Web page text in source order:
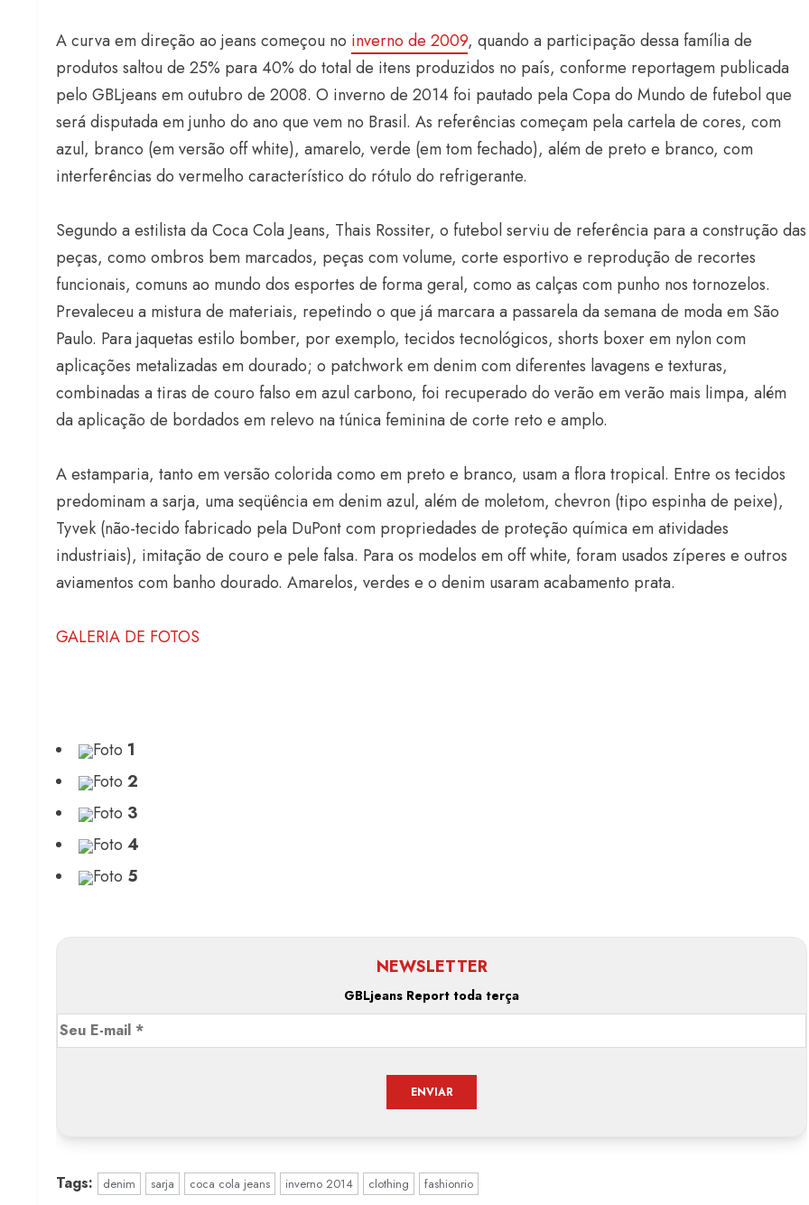
A curva em direção ao jeans começou no inverno de 2009, quando a participação dessa família de
produtos saltou de 25% para 40% do total de itens produzidos no país, conforme reportagem publicada
pelo GBLjeans em outubro de 2008. O inverno de 2014 foi pautado pela Copa do Mundo de futebol que
será disputada em junho do ano que vem no Brasil. As referências começam pela cartela de cores, com
azul, branco (em versão off white), amarelo, verde (em tom fechado), além de preto e branco, com
interferências do vermelho característico do rótulo do refrigerante.
Segundo a estilista da Coca Cola Jeans, Thais Rossiter, o futebol serviu de referência para a construção das
peças, como ombros bem marcados, peças com volume, corte esportivo e reprodução de recortes
funcionais, comuns ao mundo dos esportes de forma geral, como as calças com punho nos tornozelos.
Prevaleceu a mistura de materiais, repetindo o que já marcara a passarela da semana de moda em São
Paulo. Para jaquetas estilo bomber, por exemplo, tecidos tecnológicos, shorts boxer em nylon com
aplicações metalizadas em dourado; o patchwork em denim com diferentes lavagens e texturas,
combinadas a tiras de couro falso em azul carbono, foi recuperado do verão em verão mais limpa, além
da aplicação de bordados em relevo na túnica feminina de corte reto e amplo.
A estamparia, tanto em versão colorida como em preto e branco, usam a flora tropical. Entre os tecidos
predominam a sarja, uma seqüência em denim azul, além de moletom, chevron (tipo espinha de peixe),
Tyvek (não-tecido fabricado pela DuPont com propriedades de proteção química em atividades
industriais), imitação de couro e pele falsa. Para os modelos em off white, foram usados zíperes e outros
aviamentos com banho dourado. Amarelos, verdes e o denim usaram acabamento prata.
GALERIA DE FOTOS
Foto 1
Foto 2
Foto 3
Foto 4
Foto 5
NEWSLETTER
GBLjeans Report toda terça
Tags: denim sarja coca cola jeans inverno 2014 clothing fashionrio
Estilo
Radiant Earth será a cor do
de 2028 da WGSN